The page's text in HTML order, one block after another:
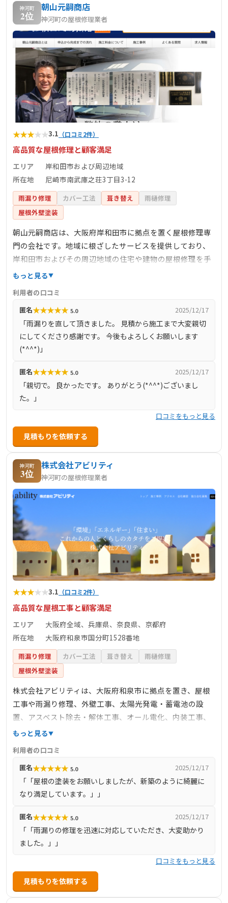
神河町
2位
朝山元嗣商店
神河町の屋根修理業者
★★★★★3.1 （口コミ2件）
高品質な屋根修理と顧客満足
エリア
岸和田市および周辺地域
所在地
尼崎市南武庫之荘3丁目3-12
雨漏り修理 カバー工法 葺き替え
雨樋修理
屋根外壁塗装
朝山元嗣商店は、大阪府岸和田市に拠点を置く屋根修理専
門の会社です。地域に根ざしたサービスを提供しており、
岸和田市およびその周辺地域の住宅や建物の屋根修理を手
掛けています。無料診断を実施しており、顧客の要望や屋
高品質な施工と丁寧な対応で、多くの顧客から信頼を得て
います。
もっと見る
利用者の口コミ
匿名★★★★★ 5.0 2025/12/17
「雨漏りを直して頂きました。 見積から施工まで大変親切
にしてくださり感謝です。 今後もよろしくお願いします
(*^^*)」
匿名★★★★★ 5.0 2025/12/17
「親切で。 良かったです。 ありがとう(*^^*)ございまし
た。」
口コミをもっと見る
見積もりを依頼する
神河町
3位
株式会社アビリティ
神河町の屋根修理業者
★★★★★3.1 （口コミ2件）
高品質な屋根工事と顧客満足
エリア
大阪府全域、兵庫県、奈良県、京都府
所在地
大阪府和泉市国分町1528番地
雨漏り修理 カバー工法 葺き替え
雨樋修理
屋根外壁塗装
株式会社アビリティは、大阪府和泉市に拠点を置き、屋根
工事や雨漏り修理、外壁工事、太陽光発電・蓄電池の設
置、アスベスト除去・解体工事、オール電化、内装工事、
土木・舗装など、多岐にわたるサービスを提供していま
ビや藻・コケの発生防止、新築のような光沢の回復などの
メリットを強調しています。お客様の悩みや予算に応じて
最適な塗装の種類を提案し、瓦屋根にも対応しています。
もっと見る
利用者の口コミ
匿名★★★★★ 5.0 2025/12/17
「「屋根の塗装をお願いしましたが、新築のように綺麗に
なり満足しています。」」
匿名★★★★★ 5.0 2025/12/17
「「雨漏りの修理を迅速に対応していただき、大変助かり
ました。」」
口コミをもっと見る
見積もりを依頼する